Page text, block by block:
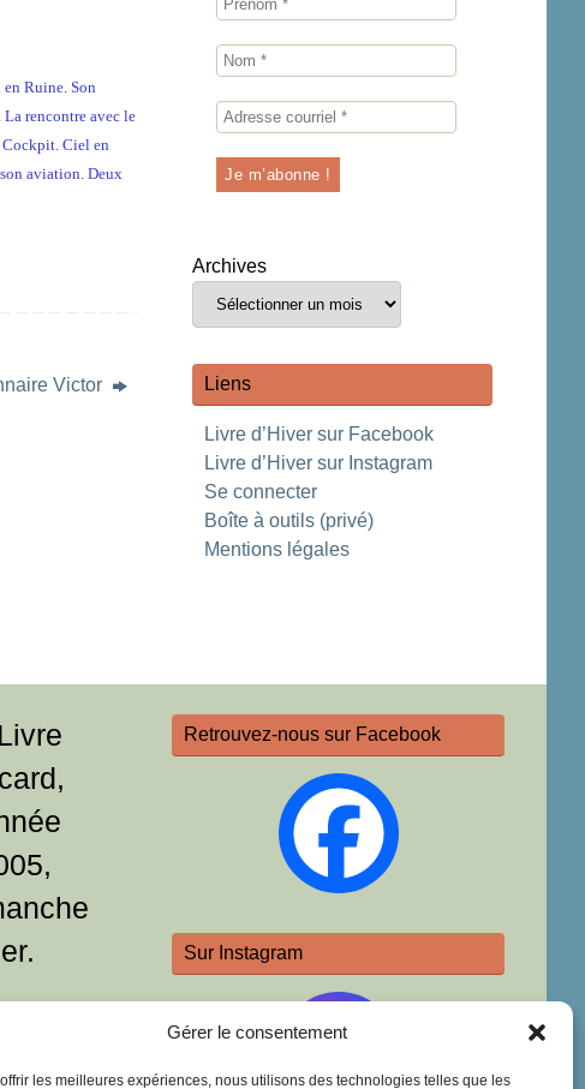
Gérer le consentement
les meilleures expériences, nous utilisons des technologies telles que les
Ruine. Son
La rencontre avec le
Cockpit. Ciel en
aviation. Deux
Victor
Archives
Liens
Livre d’Hiver sur Facebook
Livre d’Hiver sur Instagram
Se connecter
Boîte à outils (privé)
Mentions légales
Retrouvez-nous sur Facebook
Sur Instagram